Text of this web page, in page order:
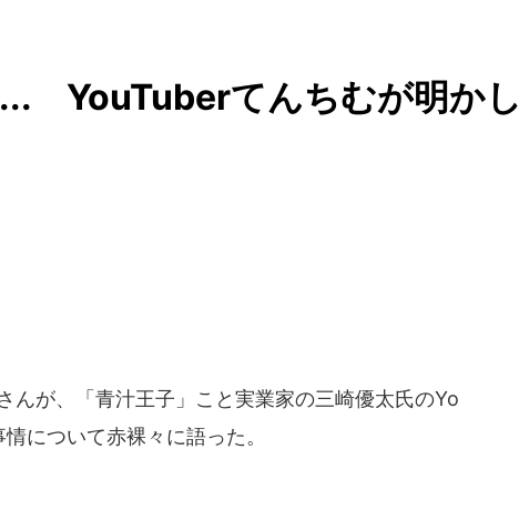
YouTuberてんちむが明かし
んが、「青汁王子」こと実業家の三崎優太氏のYo
について赤裸々に語った。